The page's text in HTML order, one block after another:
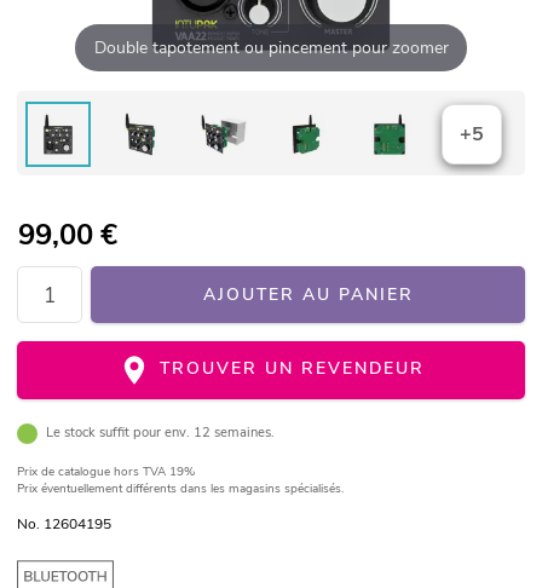
Double tapotement ou pincement pour zoomer
+5
99,00€
AJOUTER AU PANIER
TROUVER UN REVENDEUR
Le stock suffit pour env. 12 semaines.
Prix de catalogue hors TVA 19%
Prix éventuellement différents dans les magasins spécialisés.
No. 12604195